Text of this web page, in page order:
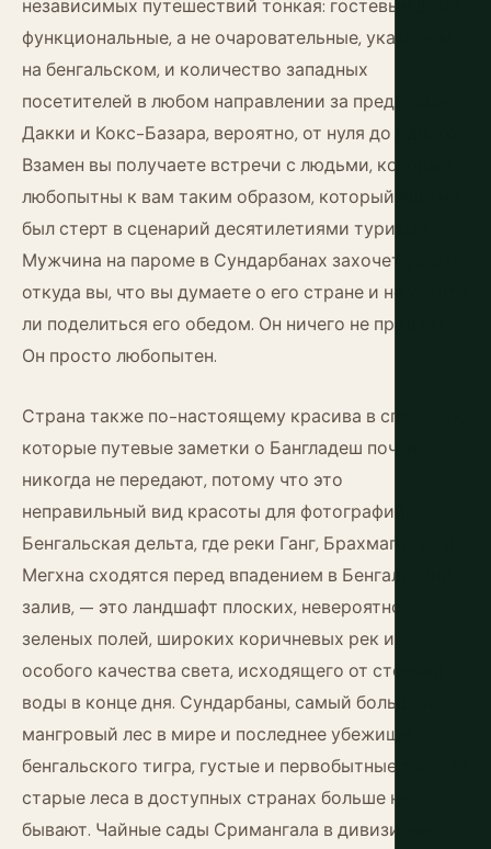
независимых путешествий тонкая: гостевые дома
функциональные, а не очаровательные, указатели
на бенгальском, и количество западных
посетителей в любом направлении за пределами
Дакки и Кокс-Базара, вероятно, от нуля до одного.
Взамен вы получаете встречи с людьми, которые
любопытны к вам таким образом, который еще не
был стерт в сценарий десятилетиями туризма.
Мужчина на пароме в Сундарбанах захочет узнать,
откуда вы, что вы думаете о его стране и не хотите
ли поделиться его обедом. Он ничего не продает.
Он просто любопытен.
Страна также по-настоящему красива в способах,
которые путевые заметки о Бангладеш почти
никогда не передают, потому что это
неправильный вид красоты для фотографий.
Бенгальская дельта, где реки Ганг, Брахмапутра и
Мегхна сходятся перед впадением в Бенгальский
залив, — это ландшафт плоских, невероятно
зеленых полей, широких коричневых рек и
особого качества света, исходящего от стоячей
воды в конце дня. Сундарбаны, самый большой
мангровый лес в мире и последнее убежище
бенгальского тигра, густые и первобытные так, как
старые леса в доступных странах больше не
бывают. Чайные сады Сримангала в дивизионе